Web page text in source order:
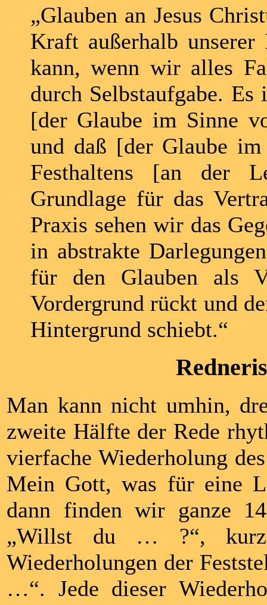
„Glauben an Jesus
Kraft außerhalb
kann, wenn wir alles
durch Selbstaufgabe.
[der Glaube im Sinne
und daß [der Glaube
Festhaltens [an der
Grundlage für das
Praxis sehen wir das
in abstrakte
für den Glauben als
Vordergrund rückt und
Hintergrund schiebt.“
Man kann nicht umhin,
zweite Hälfte der Rede
vierfache Wiederholung
Mein Gott, was für eine
dann finden wir ganze
„Willst du … ?“,
Wiederholungen der
…“. Jede dieser